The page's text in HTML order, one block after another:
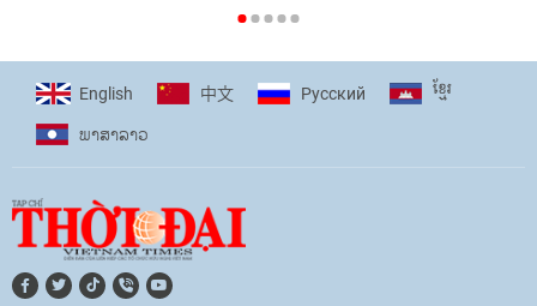
phó với biến đổi khí hậu
17:07|09/06/2026
[Video] Lào dành ưu tiên hàng đầu cho
quan hệ với Việt Nam
11:01 |09/06/2026
English 中文 Pусский ខ្មែរ
ພາ​ສາ​ລາວ